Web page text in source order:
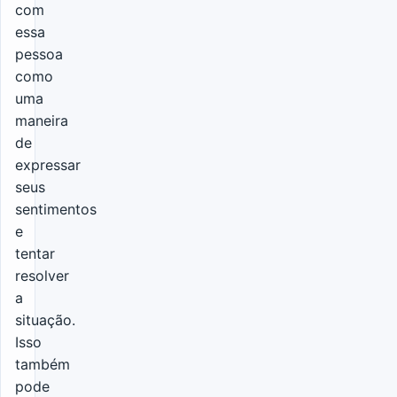
com
essa
pessoa
como
uma
maneira
de
expressar
seus
sentimentos
e
tentar
resolver
a
situação.
Isso
também
pode